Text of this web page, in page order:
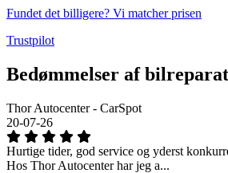
Fundet det billigere? Vi matcher prisen
Trustpilot
Bedømmelser af
Thor Autocenter - CarSpot
20-07-26
Hurtige tider, god service og yderst
Hos Thor Autocenter har jeg a...